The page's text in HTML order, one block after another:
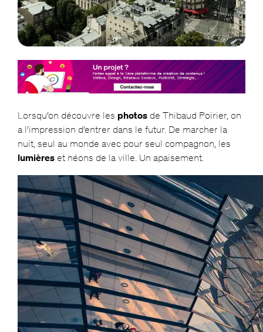
Lorsqu’on découvre les photosde Thibaud Poirier, on
a l’impression d’entrer dans le futur. De marcher la
nuit, seul au monde avec pour seul compagnon, les
lumièreset néons de la ville. Un apaisement.